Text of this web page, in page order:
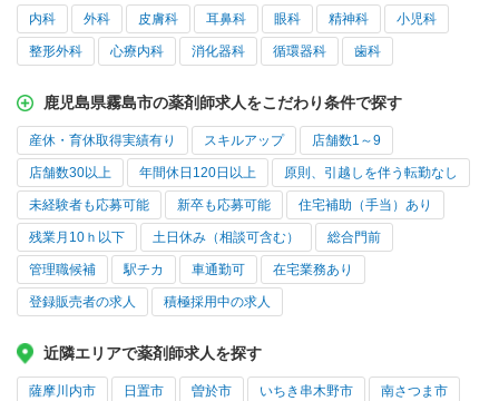
内科 外科 皮膚科 耳鼻科 眼科 精神科 小児科
整形外科 心療内科 消化器科 循環器科 歯科
鹿児島県霧島市の薬剤師求人をこだわり条件で探す
産休・育休取得実績有り スキルアップ 店舗数1～9
店舗数30以上 年間休日120日以上 原則、引越しを伴う転勤なし
未経験者も応募可能 新卒も応募可能 住宅補助（手当）あり
残業月10ｈ以下 土日休み（相談可含む） 総合門前
管理職候補 駅チカ 車通勤可 在宅業務あり
登録販売者の求人 積極採用中の求人
近隣エリアで薬剤師求人を探す
薩摩川内市 日置市 曽於市 いちき串木野市 南さつま市